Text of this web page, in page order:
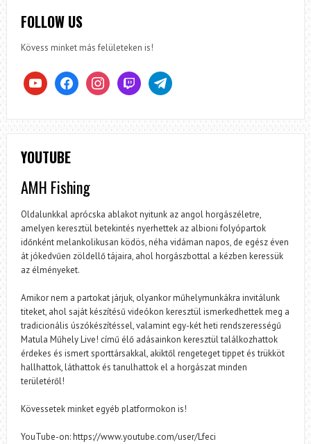
FOLLOW US
Kövess minket más felületeken is!
youtube facebookinstagramtwitch telegram
YOUTUBE
AMH Fishing
Oldalunkkal aprócska ablakot nyitunk az angol horgászéletre,
amelyen keresztül betekintés nyerhettek az albioni folyópartok
időnként melankolikusan ködös, néha vidáman napos, de egész éven
át jókedvűen zöldellő tájaira, ahol horgászbottal a kézben keressük
az élményeket.
Amikor nem a partokat járjuk, olyankor műhelymunkákra invitálunk
titeket, ahol saját készítésű videókon keresztül ismerkedhettek meg a
tradicionális úszókészítéssel, valamint egy-két heti rendszerességű
Matula Műhely Live! című élő adásainkon keresztül találkozhattok
érdekes és ismert sporttársakkal, akiktől rengeteget tippet és trükköt
hallhattok, láthattok és tanulhattok el a horgászat minden
területéről!
Kövessetek minket egyéb platformokon is!
YouTube-on: https://www.youtube.com/user/Lfeci